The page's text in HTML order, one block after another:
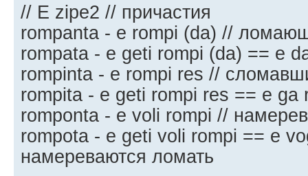
// E zipe2 // причастия
rompanta - e rompi (da) //
rompata - e geti rompi (da) == e
rompinta - e rompi res //
rompita - e geti rompi res == e
romponta - e voli rompi //
rompota - e geti voli rompi == e
намереваются ломать